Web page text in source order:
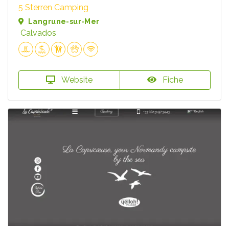
5 Sterren Camping
Langrune-sur-Mer
Calvados
Website Fiche